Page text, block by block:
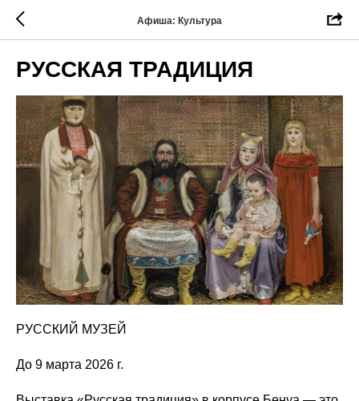
Афиша: Культура
РУССКАЯ ТРАДИЦИЯ
РУССКИЙ МУЗЕЙ
До 9 марта 2026 г.